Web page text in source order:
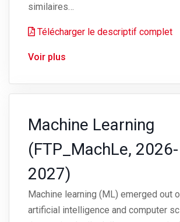
similaires…
Télécharger le descriptif complet
Voir plus
Machine Learning
(FTP_MachLe, 2026-
2027)
Machine learning (ML) emerged out
artificial intelligence and computer